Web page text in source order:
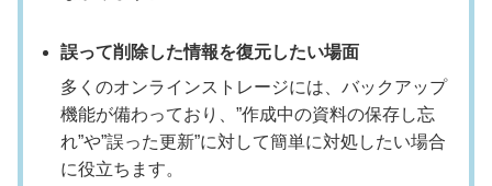
誤って削除した情報を復元したい場面
多くのオンラインストレージには、バックアップ
機能が備わっており、”作成中の資料の保存し忘
れ”や”誤った更新”に対して簡単に対処したい場合
に役立ちます。